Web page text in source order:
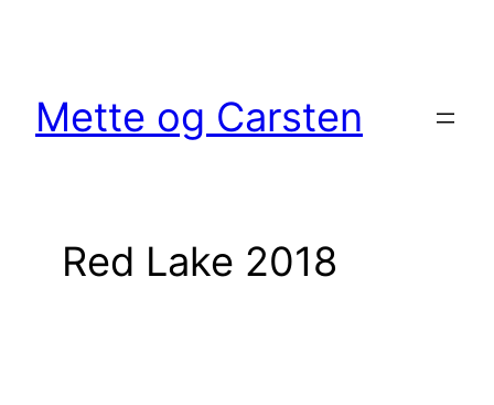
Mette og Carsten
Red Lake 2018